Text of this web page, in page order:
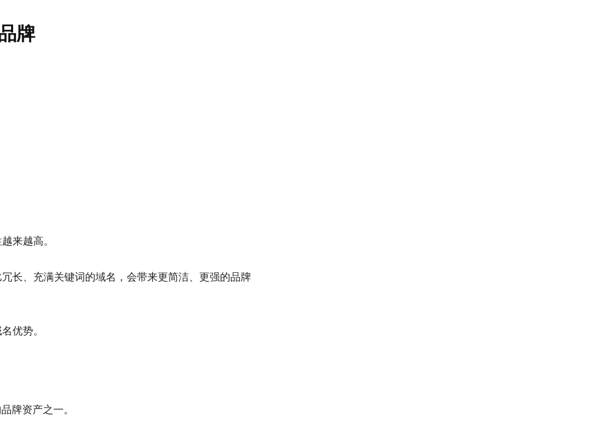
牌
来越高。
长、充满关键词的域名，会带来更简洁、更强的品牌
优势。
牌资产之一。